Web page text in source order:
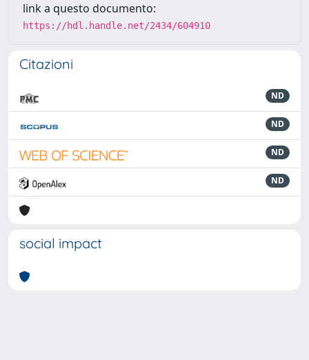
link a questo documento:
https://hdl.handle.net/2434/604910
Citazioni
ND
ND
ND
ND
social impact